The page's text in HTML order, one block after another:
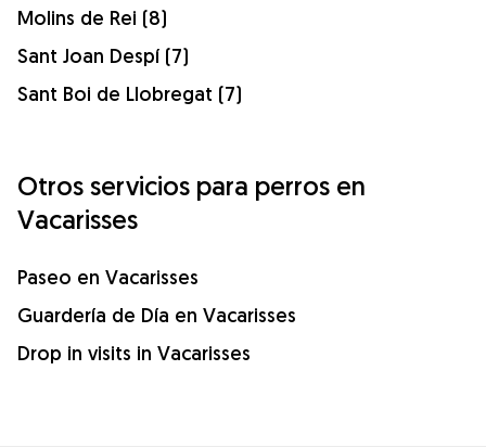
Molins de Rei (8)
Sant Joan Despí (7)
Sant Boi de Llobregat (7)
Otros servicios para perros en
Vacarisses
Paseo en Vacarisses
Guardería de Día en Vacarisses
Drop in visits in Vacarisses